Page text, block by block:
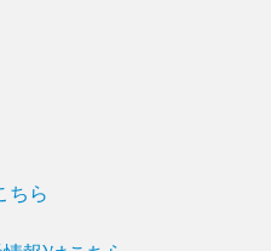
ちら